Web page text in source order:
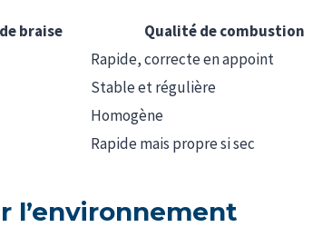
braise Qualité de combustion
Rapide, correcte en appoint
Stable et régulière
Homogène
Rapide mais propre si sec
l’environnement